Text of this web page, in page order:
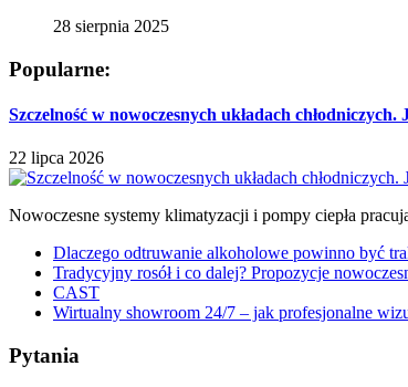
28 sierpnia 2025
Popularne:
Szczelność w nowoczesnych układach
22 lipca 2026
Nowoczesne systemy klimatyzacji i pompy ciepła
Dlaczego odtruwanie alkoholowe powinno być
Tradycyjny rosół i co dalej? Propozycje
CAST
Wirtualny showroom 24/7 – jak profesjonalne
Pytania